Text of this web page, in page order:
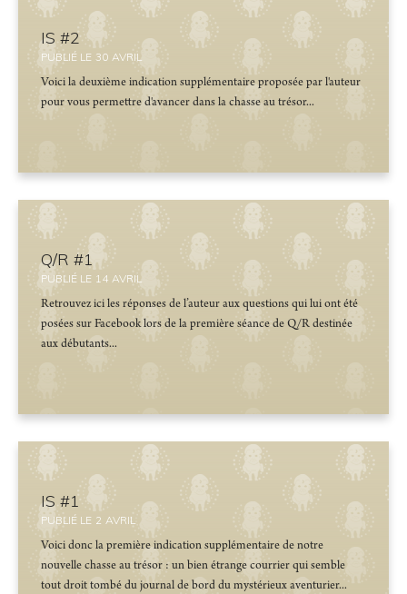
IS #2
PUBLIÉ LE 30 AVRIL
Voici la deuxième indication supplémentaire proposée par l'auteur
pour vous permettre d'avancer dans la chasse au trésor...
Q/R #1
PUBLIÉ LE 14 AVRIL
Retrouvez ici les réponses de l’auteur aux questions qui lui ont été
posées sur Facebook lors de la première séance de Q/R destinée
aux débutants...
IS #1
PUBLIÉ LE 2 AVRIL
Voici donc la première indication supplémentaire de notre
nouvelle chasse au trésor : un bien étrange courrier qui semble
tout droit tombé du journal de bord du mystérieux aventurier...